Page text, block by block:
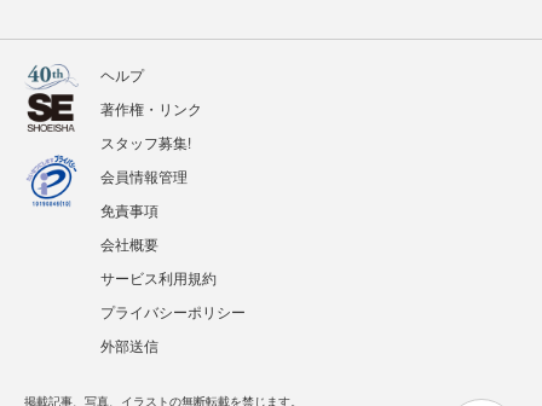
ヘルプ
著作権・リンク
スタッフ募集!
会員情報管理
免責事項
会社概要
サービス利用規約
プライバシーポリシー
外部送信
掲載記事、写真、イラストの無断転載を禁じます。